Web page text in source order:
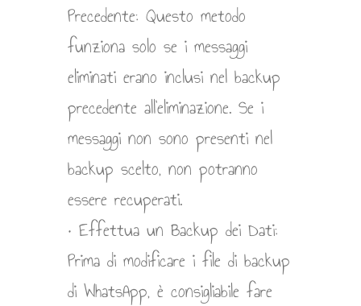
Precedente: Questo metodo
funziona solo se i messaggi
eliminati erano inclusi nel backup
precedente all’eliminazione. Se i
messaggi non sono presenti nel
backup scelto, non potranno
essere recuperati.
• Effettua un Backup dei Dati:
Prima di modificare i file di backup
di WhatsApp, è consigliabile fare